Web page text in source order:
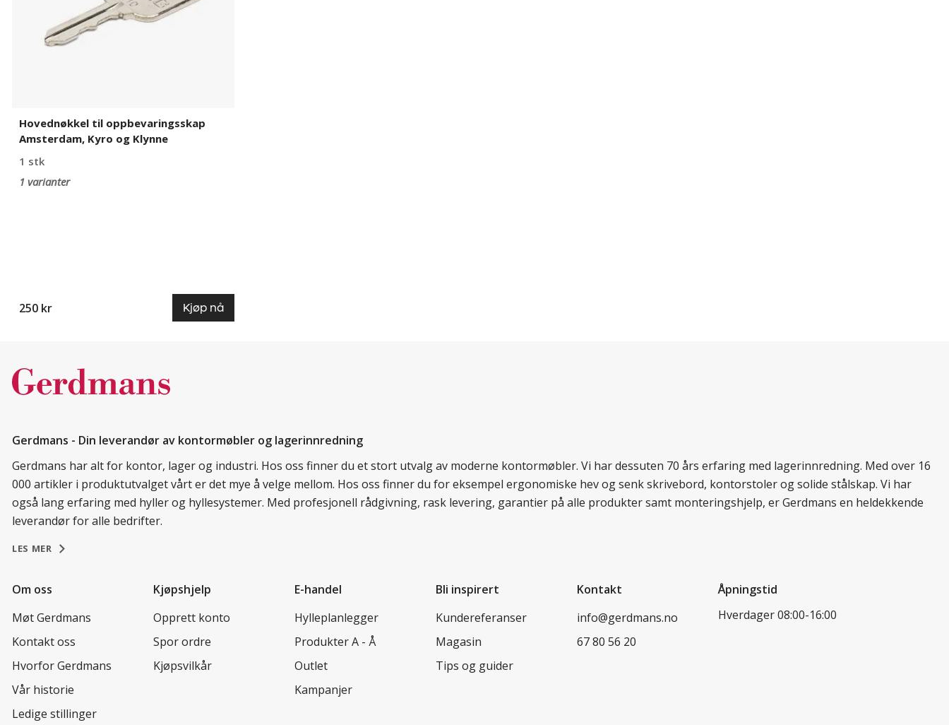
Hovednøkkel til oppbevaringsskap
Amsterdam, Kyro og Klynne
1 stk
1 varianter
250 kr Kjøp nå
Gerdmans - Din leverandør av kontormøbler og lagerinnredning
Gerdmans har alt for kontor, lager og industri. Hos oss finner du et stort utvalg av moderne kontormøbler. Vi har dessuten 70 års erfaring med lagerinnredning. Med over 16
000 artikler i produktutvalget vårt er det mye å velge mellom. Hos oss finner du for eksempel ergonomiske hev og senk skrivebord, kontorstoler og solide stålskap. Vi har
også lang erfaring med hyller og hyllesystemer. Med profesjonell rådgivning, rask levering, garantier på alle produkter samt monteringshjelp, er Gerdmans en heldekkende
leverandør for alle bedrifter.
LES MER
Om oss
Møt Gerdmans
Kontakt oss
Hvorfor Gerdmans
Vår historie
Ledige stillinger
Kjøpshjelp
Opprett konto
Spor ordre
Kjøpsvilkår
E-handel
Hylleplanlegger
Produkter A - Å
Outlet
Kampanjer
Bli inspirert
Kundereferanser
Magasin
Tips og guider
Kontakt
info@gerdmans.no
67 80 56 20
Åpningstid
Hverdager 08:00-16:00